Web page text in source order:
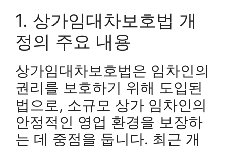
1. 상가임대차보호법 개
정의 주요 내용
상가임대차보호법은 임차인의
권리를 보호하기 위해 도입된
법으로, 소규모 상가 임차인의
안정적인 영업 환경을 보장하
는 데 중점을 둡니다. 최근 개